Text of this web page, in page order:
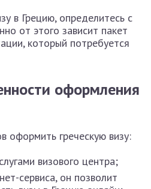
в Грецию, определитесь с
от этого зависит пакет
который потребуется
оформления
оформить греческую визу:
визового центра;
сервиса, он позволит